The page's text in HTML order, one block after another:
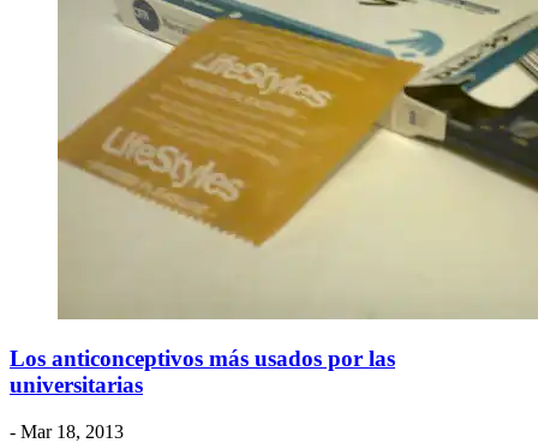
Los anticonceptivos más usados por las
universitarias
- Mar 18, 2013